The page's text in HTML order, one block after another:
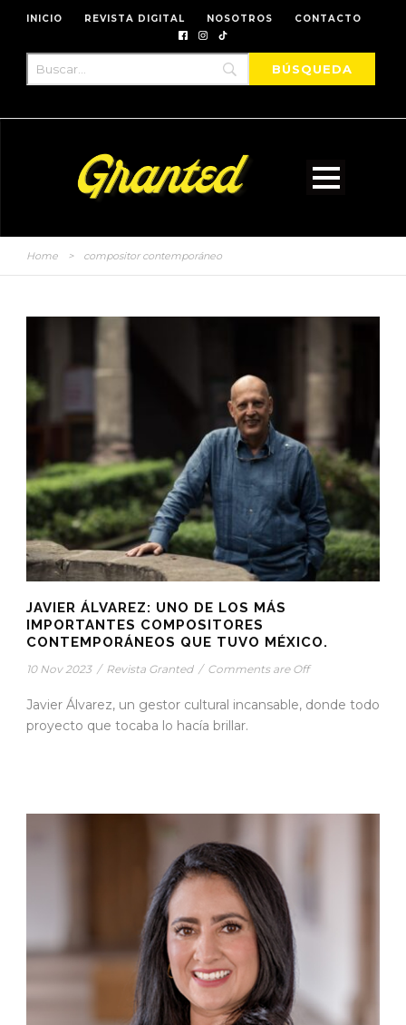
INICIO REVISTA DIGITAL NOSOTROS CONTACTO
Home > compositor contemporáneo
JAVIER ÁLVAREZ: UNO DE LOS MÁS
IMPORTANTES COMPOSITORES
CONTEMPORÁNEOS QUE TUVO MÉXICO.
10 Nov 2023 / Revista Granted / Comments are Off
Javier Álvarez, un gestor cultural incansable, donde todo
proyecto que tocaba lo hacía brillar.